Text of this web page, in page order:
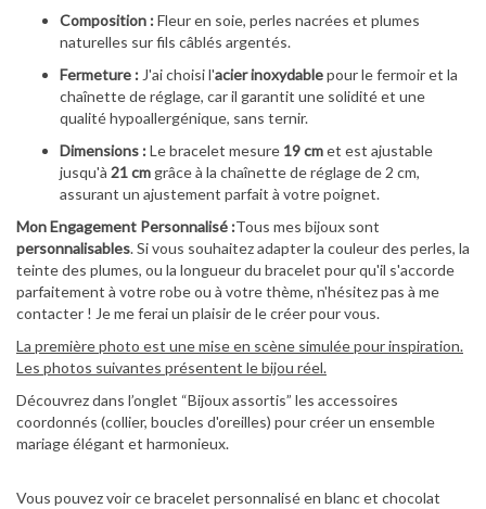
Composition :Fleur en soie, perles nacrées et plumes
naturelles sur fils câblés argentés.
Fermeture : J'ai choisi l'acier inoxydablepour le fermoir et la
chaînette de réglage, car il garantit une solidité et une
qualité hypoallergénique, sans ternir.
Dimensions :Le bracelet mesure 19 cmet est ajustable
jusqu'à 21 cm grâce à la chaînette de réglage de 2 cm,
assurant un ajustement parfait à votre poignet.
Mon Engagement Personnalisé :Tous mes bijoux sont
personnalisables. Si vous souhaitez adapter la couleur des perles, la
teinte des plumes, ou la longueur du bracelet pour qu'il s'accorde
parfaitement à votre robe ou à votre thème, n'hésitez pas à me
contacter ! Je me ferai un plaisir de le créer pour vous.
La première photo est une mise en scène simulée pour inspiration.
Les photos suivantes présentent le bijou réel.
Découvrez dans l’onglet “Bijoux assortis” les accessoires
coordonnés (collier, boucles d'oreilles) pour créer un ensemble
mariage élégant et harmonieux.
Vous pouvez voir ce bracelet personnalisé en blanc et chocolat